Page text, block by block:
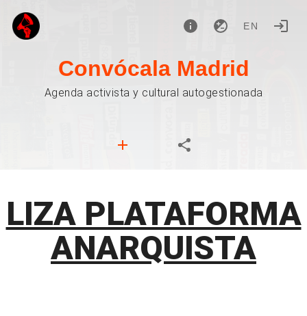
EN
Convócala Madrid
Agenda activista y cultural autogestionada
LIZA PLATAFORMA
ANARQUISTA